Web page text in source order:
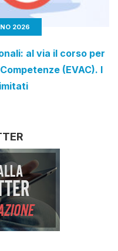
2026
al via il corso per
(EVAC). I